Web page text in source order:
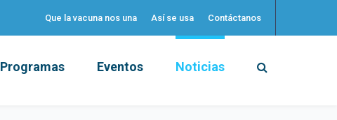
Que la vacuna nos una Así se usa Contáctanos
Programas Eventos Noticias